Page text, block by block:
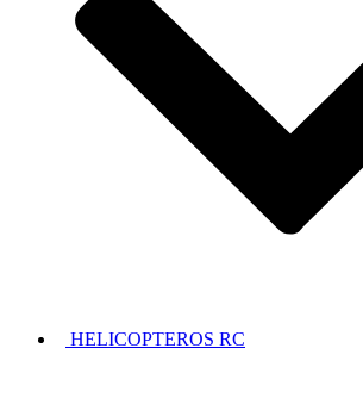
HELICOPTEROS RC